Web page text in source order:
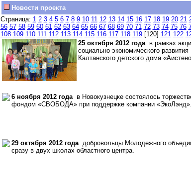
Новости проекта
Страница: 1 2 3 4 5 6 7 8 9 10 11 12 13 14 15 16 17 18 19 20 21
56 57 58 59 60 61 62 63 64 65 66 67 68 69 70 71 72 73 74 75 76
108 109 110 111 112 113 114 115 116 117 118 119[120] 121 122
25 октября 2012 годав рамках
социально-экономического
Калтанского детского дома
6 ноября 2012 годав Новокузнецке состоялось
фондом «СВОБОДА» при поддержке компании «ЭкоЛэнд».
29 октября 2012 годадобровольцы Молодежного
сразу в двух школах областного центра.